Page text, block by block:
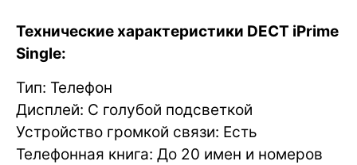
Технические характеристики DECT iPrime
Single:
Тип: Телефон
Дисплей: С голубой подсветкой
Устройство громкой связи: Есть
Телефонная книга: До 20 имен и номеров